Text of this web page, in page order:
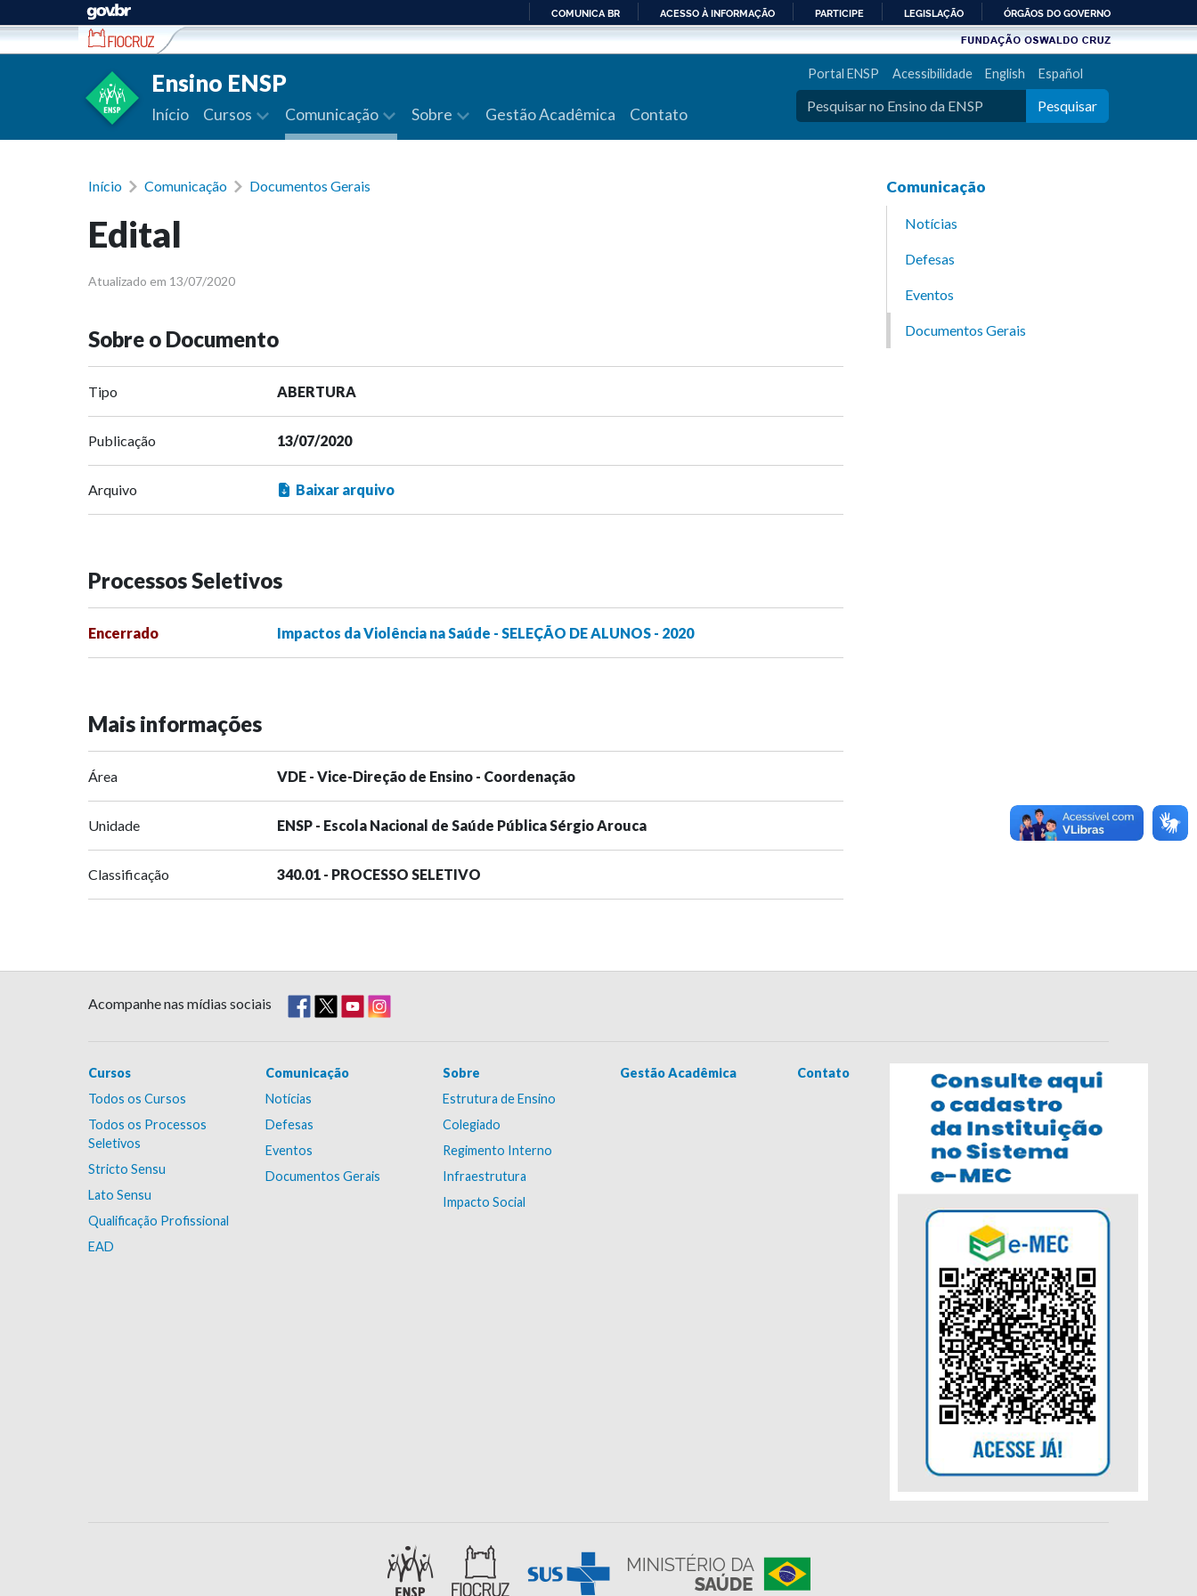
Ir para conteúdo
PARA
COMUNICA BR ACESSO À INFORMAÇÃO PARTICIPE LEGISLAÇÃO ÓRGÃOS DO GOVERNO
Ensino ENSP
Início Cursos Comunicação Sobre Gestão Acadêmica Contato
Portal ENSP Acessibilidade English Español
Pesquisar
Início Comunicação Documentos Gerais
Edital
Atualizado em 13/07/2020
Sobre o Documento
Tipo ABERTURA
Publicação 13/07/2020
Arquivo Baixar arquivo
Processos Seletivos
Encerrado Impactos da Violência na Saúde - SELEÇÃO DE ALUNOS - 2020
Mais informações
Área VDE - Vice-Direção de Ensino - Coordenação
Unidade ENSP - Escola Nacional de Saúde Pública Sérgio Arouca
Classificação 340.01 - PROCESSO SELETIVO
Comunicação
Notícias
Defesas
Eventos
Documentos Gerais
Acompanhe nas mídias sociais
Cursos
Todos os Cursos
Todos os Processos
Seletivos
Stricto Sensu
Lato Sensu
Qualificação Profissional
EAD
Comunicação
Notícias
Defesas
Eventos
Documentos Gerais
Sobre
Estrutura de Ensino
Colegiado
Regimento Interno
Infraestrutura
Impacto Social
Gestão Acadêmica Contato